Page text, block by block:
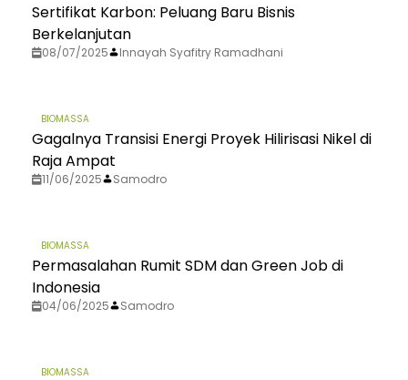
Sertifikat Karbon: Peluang Baru Bisnis
Berkelanjutan
08/07/2025 Innayah Syafitry Ramadhani
BIOMASSA
Gagalnya Transisi Energi Proyek Hilirisasi Nikel di
Raja Ampat
11/06/2025 Samodro
BIOMASSA
Permasalahan Rumit SDM dan Green Job di
Indonesia
04/06/2025 Samodro
BIOMASSA